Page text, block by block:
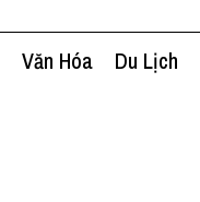
Văn Hóa Du Lịch